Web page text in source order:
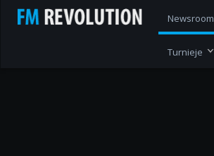
Newsroom
Turnieje